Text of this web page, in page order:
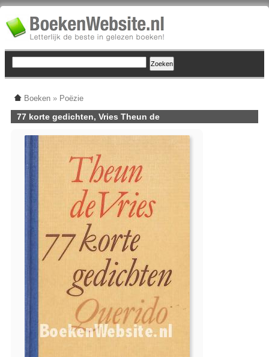
Boeken » Poëzie
77 korte gedichten, Vries Theun de